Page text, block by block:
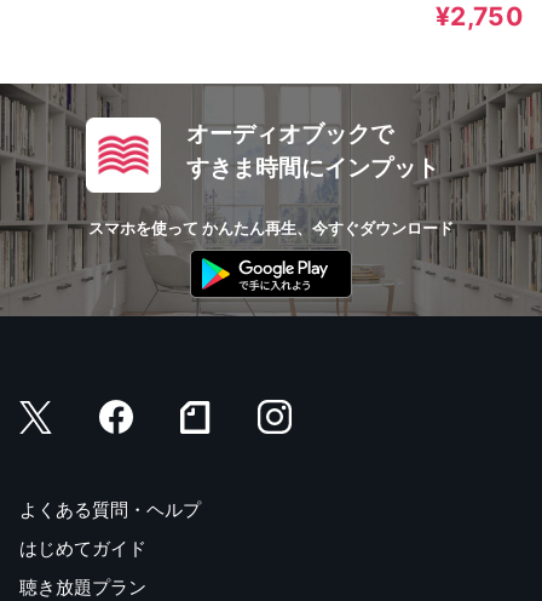
¥2,750
オーディオブックで
すきま時間にインプット
スマホを使って かんたん再生、今すぐダウンロード
よくある質問・ヘルプ
はじめてガイド
聴き放題プラン